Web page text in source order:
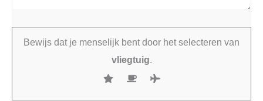
Bewijs dat je menselijk bent door het selecteren van
vliegtuig.